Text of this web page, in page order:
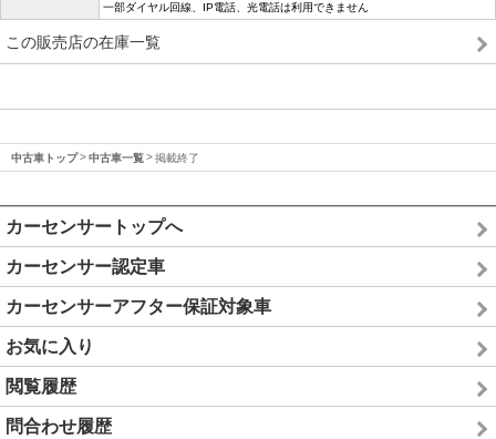
一部ダイヤル回線、IP電話、光電話は利用できません
この販売店の在庫一覧
中古車トップ 中古車一覧 掲載終了
カーセンサートップへ
カーセンサー認定車
カーセンサーアフター保証対象車
お気に入り
閲覧履歴
問合わせ履歴